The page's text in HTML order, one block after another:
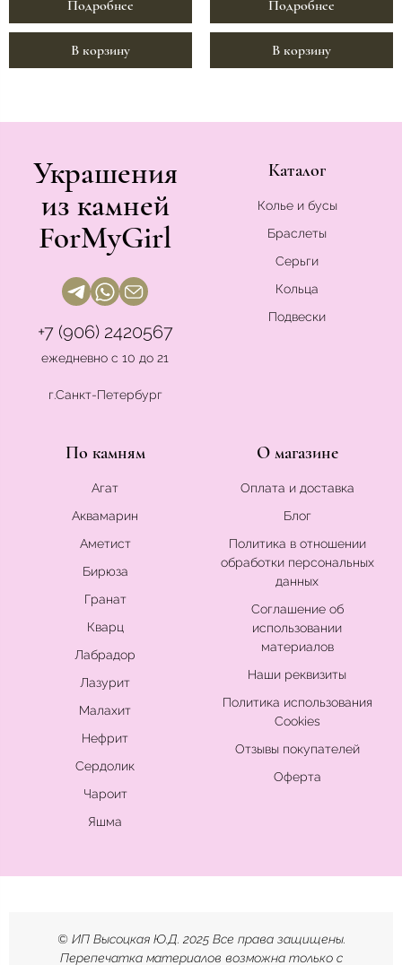
Подробнее
В корзину
Подробнее
В корзину
Украшения
из камней
ForMyGirl
+7 (906) 2420567
ежедневно с 10 до 21
г.Санкт-Петербург
Каталог
Колье и бусы
Браслеты
Серьги
Кольца
Подвески
По камням
Агат
Аквамарин
Аметист
Бирюза
Гранат
Кварц
Лабрадор
Лазурит
Малахит
Нефрит
Сердолик
Чароит
Яшма
О магазине
Оплата и доставка
Блог
Политика в отношении
обработки персональных
данных
Соглашение об
использовании
материалов
Наши реквизиты
Политика использования
Cookies
Отзывы покупателей
Оферта
© ИП Высоцкая Ю.Д. 2025 Все права защищены.
Перепечатка материалов возможна только с